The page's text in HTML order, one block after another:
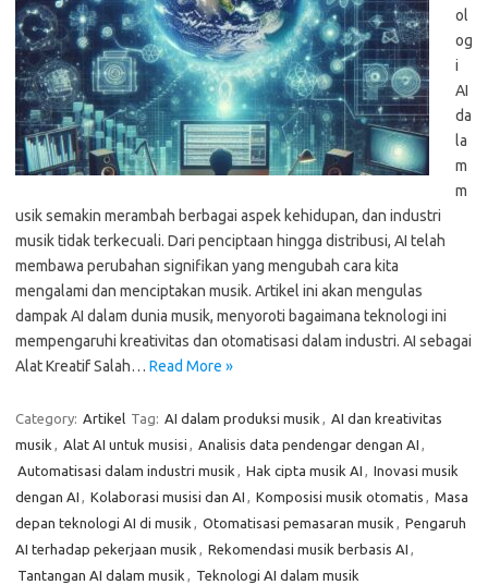
ol
og
i
AI
da
la
m
m
usik semakin merambah berbagai aspek kehidupan, dan industri
musik tidak terkecuali. Dari penciptaan hingga distribusi, AI telah
membawa perubahan signifikan yang mengubah cara kita
mengalami dan menciptakan musik. Artikel ini akan mengulas
dampak AI dalam dunia musik, menyoroti bagaimana teknologi ini
mempengaruhi kreativitas dan otomatisasi dalam industri. AI sebagai
Alat Kreatif Salah… Read More »
Category: Artikel Tag: AI dalam produksi musik , AI dan kreativitas
musik , Alat AI untuk musisi , Analisis data pendengar dengan AI ,
Automatisasi dalam industri musik , Hak cipta musik AI , Inovasi musik
dengan AI , Kolaborasi musisi dan AI , Komposisi musik otomatis , Masa
depan teknologi AI di musik , Otomatisasi pemasaran musik , Pengaruh
AI terhadap pekerjaan musik , Rekomendasi musik berbasis AI ,
Tantangan AI dalam musik , Teknologi AI dalam musik